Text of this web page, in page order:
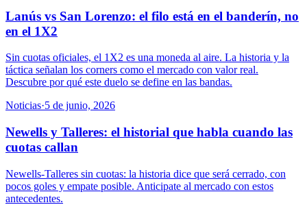
Lanús vs San Lorenzo: el filo está en el banderín, no
en el 1X2
Sin cuotas oficiales, el 1X2 es una moneda al aire. La historia y la
táctica señalan los corners como el mercado con valor real.
Descubre por qué este duelo se define en las bandas.
Noticias·5 de junio, 2026
Newells y Talleres: el historial que habla cuando las
cuotas callan
Newells-Talleres sin cuotas: la historia dice que será cerrado, con
pocos goles y empate posible. Anticipate al mercado con estos
antecedentes.